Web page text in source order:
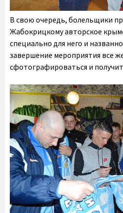
В свою очередь, болельщики
Жабокрицкому авторское
специально для него и
завершение мероприятия все
сфотографироваться и